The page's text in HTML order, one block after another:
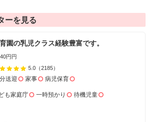
ーを見る
園の乳児クラス経験豊富です。
円円
5.0 （2185）
送迎 家事 病児保育
も家庭庁 一時預かり 待機児童